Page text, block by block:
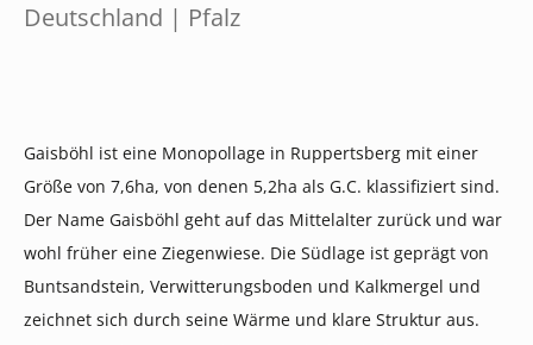
Deutschland | Pfalz
Gaisböhl ist eine Monopollage in Ruppertsberg mit einer
Größe von 7,6ha, von denen 5,2ha als G.C. klassifiziert sind.
Der Name Gaisböhl geht auf das Mittelalter zurück und war
wohl früher eine Ziegenwiese. Die Südlage ist geprägt von
Buntsandstein, Verwitterungsboden und Kalkmergel und
zeichnet sich durch seine Wärme und klare Struktur aus.